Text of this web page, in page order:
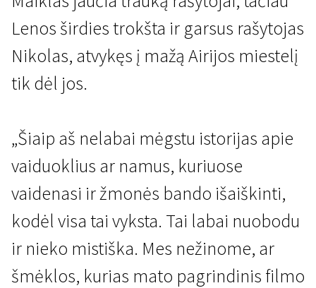
Lenos širdies trokšta ir garsus rašytojas
Nikolas, atvykęs į mažą Airijos miestelį
tik dėl jos.
„Šiaip aš nelabai mėgstu istorijas apie
vaiduoklius ar namus, kuriuose
vaidenasi ir žmonės bando išaiškinti,
kodėl visa tai vyksta. Tai labai nuobodu
ir nieko mistiška. Mes nežinome, ar
šmėklos, kurias mato pagrindinis filmo